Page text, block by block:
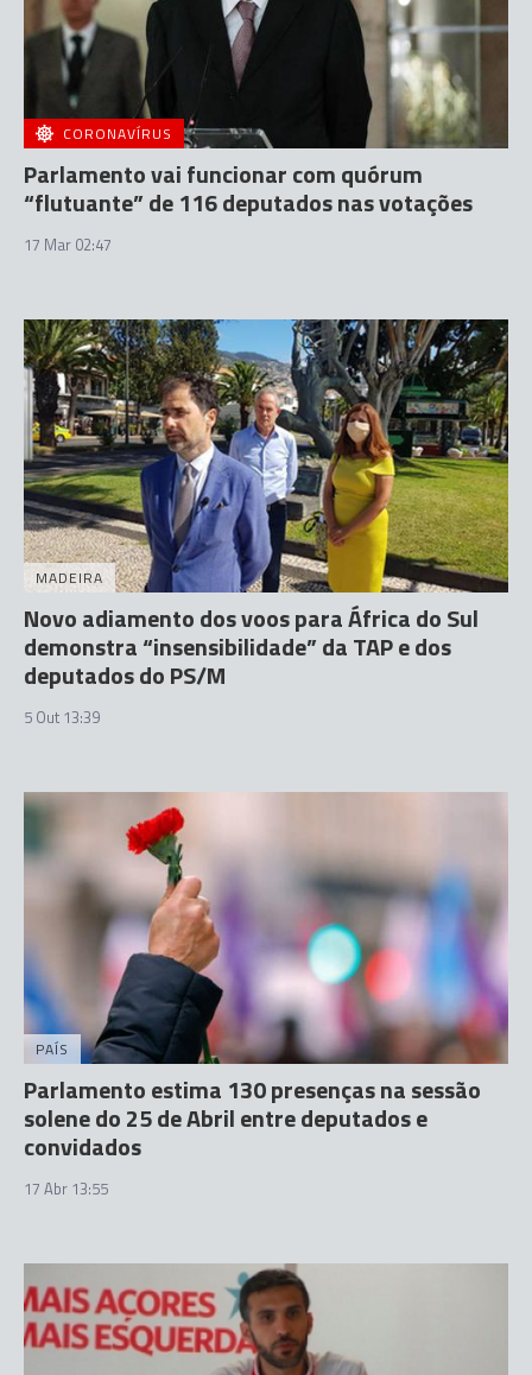
CORONAVÍRUS
Parlamento vai funcionar com quórum
“flutuante” de 116 deputados nas votações
17 Mar 02:47
MADEIRA
Novo adiamento dos voos para África do Sul
demonstra “insensibilidade” da TAP e dos
deputados do PS/M
5 Out 13:39
PAÍS
Parlamento estima 130 presenças na sessão
solene do 25 de Abril entre deputados e
convidados
17 Abr 13:55